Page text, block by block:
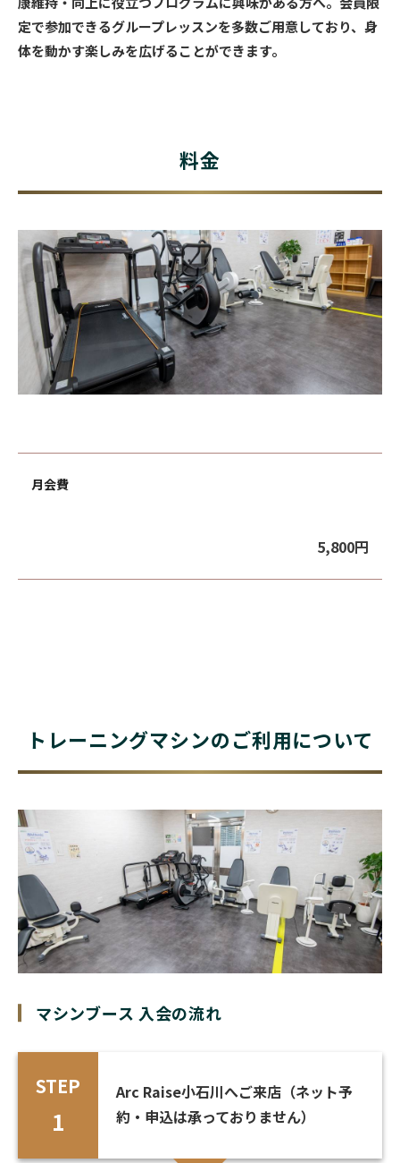
定で参加できるグループレッスンを多数ご用意しており、身
体を動かす楽しみを広げることができます。
料金
月会費
5,800円
トレーニングマシンのご利用について
マシンブース 入会の流れ
STEP
1
Arc Raise小石川へご来店（ネット予
約・申込は承っておりません）